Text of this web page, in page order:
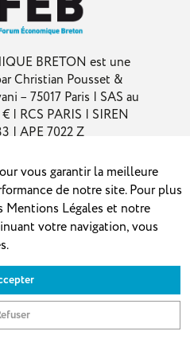
BRETON est une
Christian Pousset &
– 75017 Paris | SAS au
| RCS PARIS | SIREN
| APE 7022 Z
DE
vous garantir la meilleure
de notre site. Pour plus
Mentions Légales et notre
votre navigation, vous